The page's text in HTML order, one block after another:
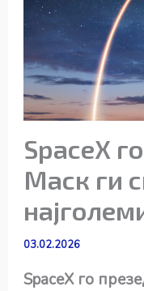
SpaceX
Маск ги
03.02.2026
SpaceX го